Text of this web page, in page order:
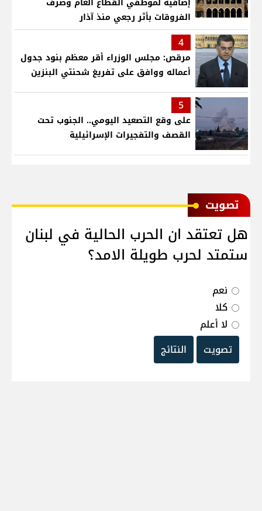
الفروقات بأثر رجعي منذ آذار
4
مرقص: مجلس الوزراء أقر معظم بنود جدول
أعماله ووافق على تفريغ شحنتي البنزين
5
على وقع التصعيد اليومي.. الجنوب تحت
القصف والتفجيرات الإسرائيلية
ﺗﺼﻮﻳﺖ
هل تعتقد ان الحرب الحالية في لبنان
ستمتد لحرب طويلة الامد؟
نعم
كلا
لا أعلم
تصويت
النتائج